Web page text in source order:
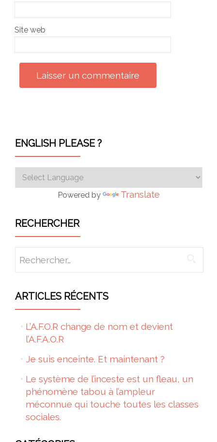
Site web
ENGLISH PLEASE ?
Powered by Translate
RECHERCHER
ARTICLES RÉCENTS
L’A.F.O.R change de nom et devient
l’A.F.A.O.R
Je suis enceinte. Et maintenant ?
Le système de l’inceste est un fleau, un
phénomène tabou à l’ampleur
méconnue qui touche toutes les classes
sociales.